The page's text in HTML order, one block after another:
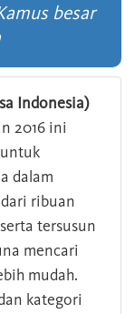
besar
Indonesia)
2016 ini
dalam
ribuan
tersusun
mencari
mudah.
kategori